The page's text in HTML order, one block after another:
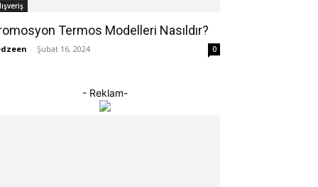
Termos Modelleri Nasıldır?
- Şubat 16, 2024 0
- Reklam-